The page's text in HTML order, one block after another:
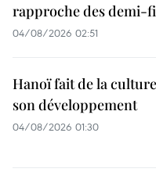
rapproche des demi-
04/08/2026 02:51
Hanoï fait de la
son développement
04/08/2026 01:30